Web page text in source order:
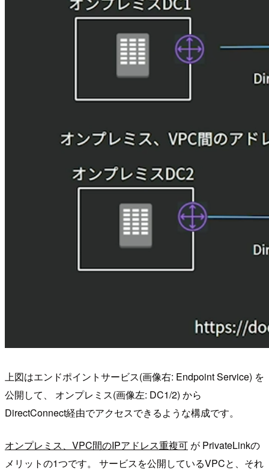
上図はエンドポイントサービス(画像右: Endpoint Service) を
公開して、 オンプレミス(画像左: DC1/2) から
DirectConnect経由でアクセスできるような構成です。
オンプレミス、VPC間のIPアドレス重複可 が PrivateLinkの
メリットの1つです。 サービスを公開しているVPCと、それ